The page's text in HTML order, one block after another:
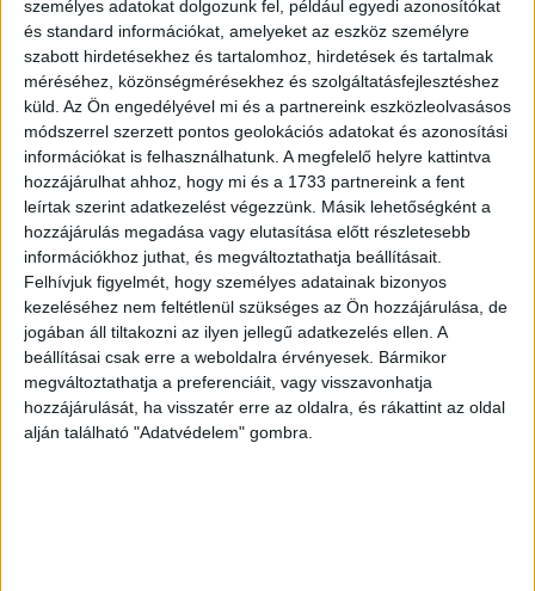
személyes adatokat dolgozunk fel, például egyedi azonosítókat
és standard információkat, amelyeket az eszköz személyre
szabott hirdetésekhez és tartalomhoz, hirdetések és tartalmak
méréséhez, közönségmérésekhez és szolgáltatásfejlesztéshez
küld. Az Ön engedélyével mi és a partnereink eszközleolvasásos
módszerrel szerzett pontos geolokációs adatokat és azonosítási
információkat is felhasználhatunk. A megfelelő helyre kattintva
hozzájárulhat ahhoz, hogy mi és a 1733 partnereink a fent
leírtak szerint adatkezelést végezzünk. Másik lehetőségként a
hozzájárulás megadása vagy elutasítása előtt részletesebb
információkhoz juthat, és megváltoztathatja beállításait.
Felhívjuk figyelmét, hogy személyes adatainak bizonyos
kezeléséhez nem feltétlenül szükséges az Ön hozzájárulása, de
jogában áll tiltakozni az ilyen jellegű adatkezelés ellen. A
beállításai csak erre a weboldalra érvényesek. Bármikor
megváltoztathatja a preferenciáit, vagy visszavonhatja
hozzájárulását, ha visszatér erre az oldalra, és rákattint az oldal
alján található "Adatvédelem" gombra.